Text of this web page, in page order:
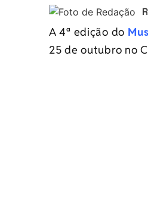
A 4ª edição do
25 de outubro no